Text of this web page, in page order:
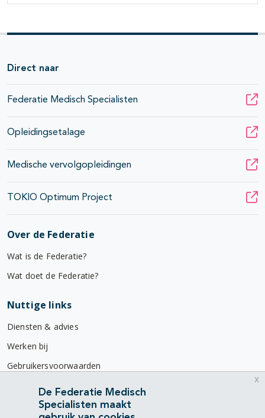
Direct naar
Federatie Medisch Specialisten
Opleidingsetalage
Medische vervolgopleidingen
TOKIO Optimum Project
Over de Federatie
Wat is de Federatie?
Wat doet de Federatie?
Nuttige links
Diensten & advies
Werken bij
Gebruikersvoorwaarden
Privacyverklaring
Contact
De Federatie Medisch
Specialisten maakt
x